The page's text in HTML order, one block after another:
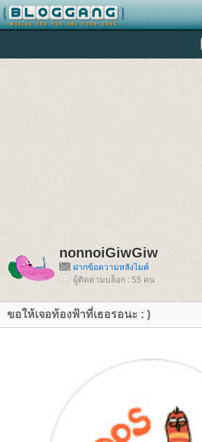
nonnoiGiwGiw
ฝากข้อความหลังไมค์
ผู้ติดตามบล็อก : 55 คน
ขอให้เจอท้องฟ้าที่เธอรอนะ : )